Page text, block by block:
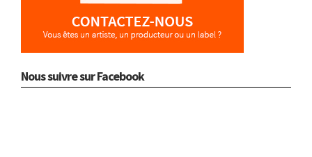
Nous suivre sur Facebook